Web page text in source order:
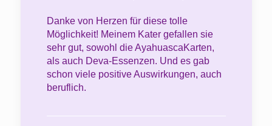
Danke von Herzen für diese tolle
Möglichkeit! Meinem Kater gefallen sie
sehr gut, sowohl die AyahuascaKarten,
als auch Deva-Essenzen. Und es gab
schon viele positive Auswirkungen, auch
beruflich.